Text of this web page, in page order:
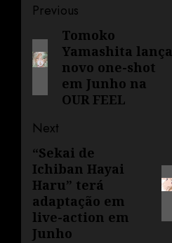
Previous
Tomoko
Yamashita lança
novo one-shot
em Junho na
OUR FEEL
Next
“Sekai de
Ichiban Hayai
Haru” terá
adaptação em
live-action em
Junho